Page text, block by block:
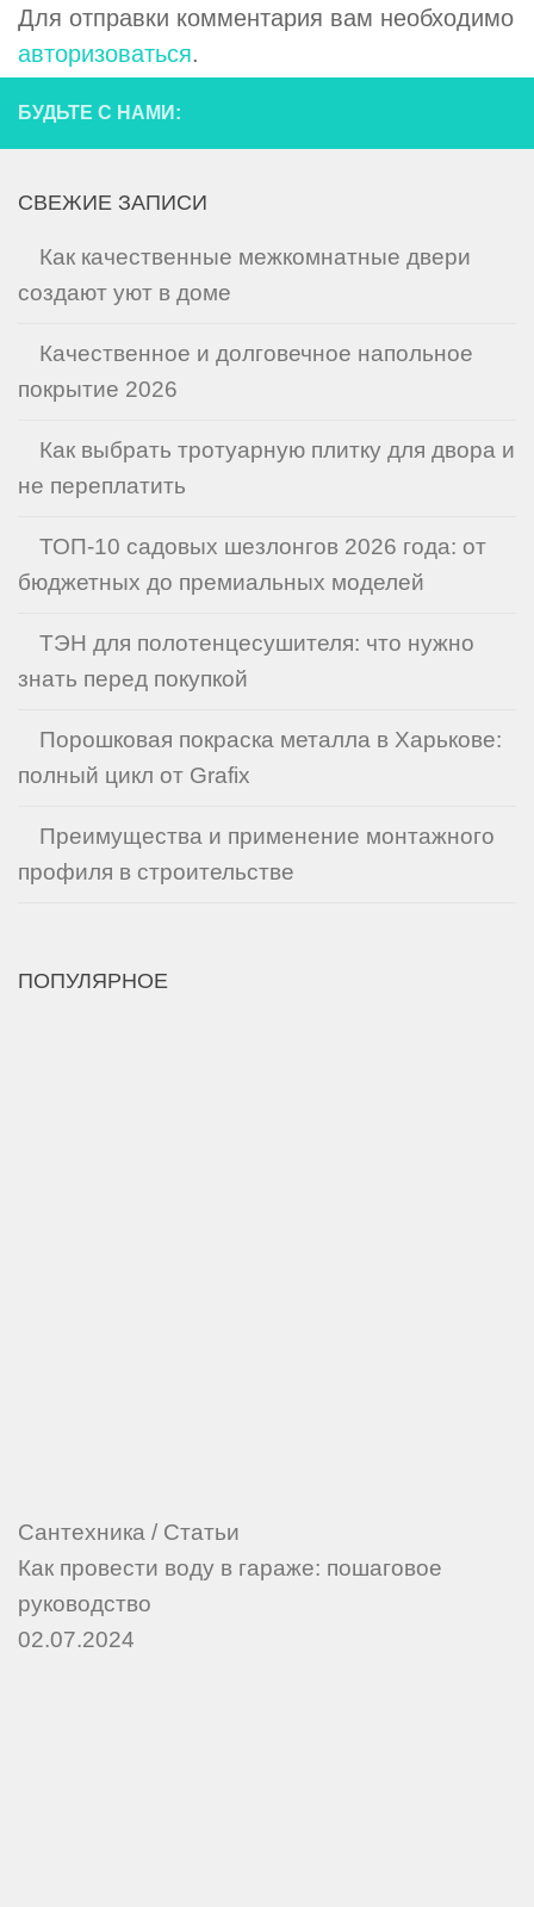
Для отправки комментария вам необходимо
авторизоваться.
БУДЬТЕ С НАМИ:
СВЕЖИЕ ЗАПИСИ
Как качественные межкомнатные двери
создают уют в доме
Качественное и долговечное напольное
покрытие 2026
Как выбрать тротуарную плитку для двора и
не переплатить
ТОП-10 садовых шезлонгов 2026 года: от
бюджетных до премиальных моделей
ТЭН для полотенцесушителя: что нужно
знать перед покупкой
Порошковая покраска металла в Харькове:
полный цикл от Grafix
Преимущества и применение монтажного
профиля в строительстве
ПОПУЛЯРНОЕ
Сантехника / Статьи
Как провести воду в гараже: пошаговое
руководство
02.07.2024